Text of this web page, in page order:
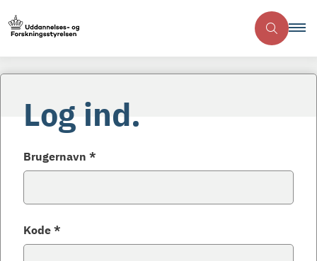
Log ind.
Brugernavn *
Kode *